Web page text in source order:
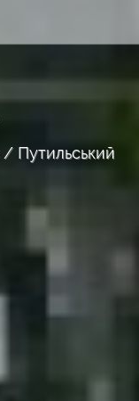
Путильський